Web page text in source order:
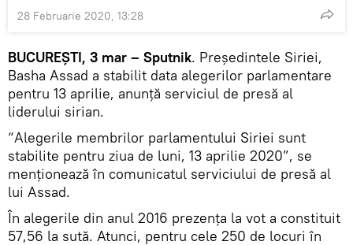
28 Februarie 2020, 13:28
BUCUREȘTI, 3 mar – Sputnik. Președintele Siriei,
Basha Assad a stabilit data alegerilor parlamentare
pentru 13 aprilie, anunță serviciul de presă al
liderului sirian.
“Alegerile membrilor parlamentului Siriei sunt
stabilite pentru ziua de luni, 13 aprilie 2020”, se
menționează în comunicatul serviciului de presă al
lui Assad.
În alegerile din anul 2016 prezența la vot a constituit
57,56 la sută. Atunci, pentru cele 250 de locuri în